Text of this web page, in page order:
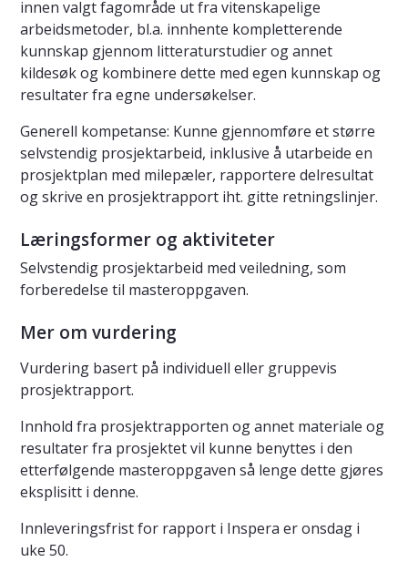
innen valgt fagområde ut fra vitenskapelige
arbeidsmetoder, bl.a. innhente kompletterende
kunnskap gjennom litteraturstudier og annet
kildesøk og kombinere dette med egen kunnskap og
resultater fra egne undersøkelser.
Generell kompetanse: Kunne gjennomføre et større
selvstendig prosjektarbeid, inklusive å utarbeide en
prosjektplan med milepæler, rapportere delresultat
og skrive en prosjektrapport iht. gitte retningslinjer.
Læringsformer og aktiviteter
Selvstendig prosjektarbeid med veiledning, som
forberedelse til masteroppgaven.
Mer om vurdering
Vurdering basert på individuell eller gruppevis
prosjektrapport.
Innhold fra prosjektrapporten og annet materiale og
resultater fra prosjektet vil kunne benyttes i den
etterfølgende masteroppgaven så lenge dette gjøres
eksplisitt i denne.
Innleveringsfrist for rapport i Inspera er onsdag i
uke 50.